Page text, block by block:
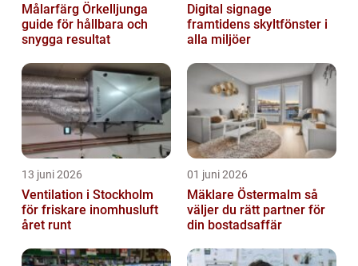
Målarfärg Örkelljunga
guide för hållbara och
snygga resultat
Digital signage
framtidens skyltfönster i
alla miljöer
13 juni 2026
Ventilation i Stockholm
för friskare inomhusluft
året runt
01 juni 2026
Mäklare Östermalm så
väljer du rätt partner för
din bostadsaffär